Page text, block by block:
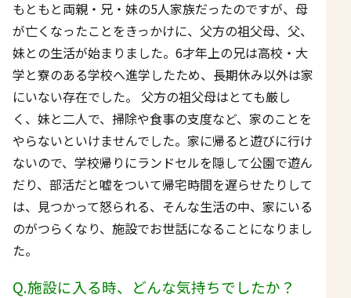
もともと両親・兄・妹の5人家族だったのですが、母
が亡くなったことをきっかけに、父方の祖父母、父、
妹との生活が始まりました。6才年上の兄は高校・大
学と寮のある学校へ進学したため、長期休み以外は家
にいない存在でした。 父方の祖父母はとても厳し
く、妹と二人で、掃除や食事の支度など、家のことを
やらないといけませんでした。家に帰ると遊びに行け
ないので、学校帰りにランドセルを隠して公園で遊ん
だり、部活だと嘘をついて帰宅時間を遅らせたりして
は、見つかって怒られる、そんな生活の中、家にいる
のがつらくなり、施設でお世話になることになりまし
た。
Q.施設に入る時、どんな気持ちでしたか？